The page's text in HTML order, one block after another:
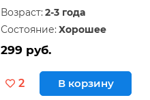
Возраст: 2-3 года
Состояние: Хорошее
299 руб.
2 В корзину